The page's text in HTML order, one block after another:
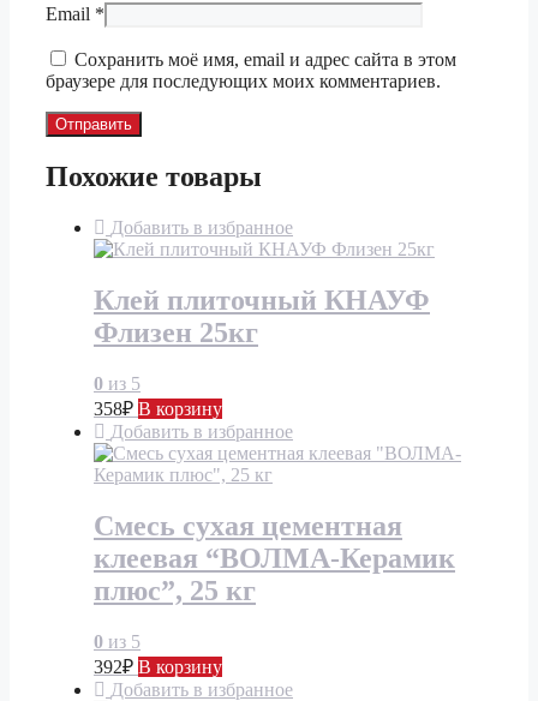
Email *
Сохранить моё имя, email и адрес сайта в этом
браузере для последующих моих комментариев.
Похожие товары
Добавить в избранное
Клей плиточный КНАУФ
Флизен 25кг
0 из 5
358₽ В корзину
Добавить в избранное
Смесь сухая цементная
клеевая “ВОЛМА-Керамик
плюс”, 25 кг
0 из 5
392₽ В корзину
Добавить в избранное